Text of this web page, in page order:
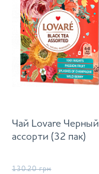
Чай Lovare Черный
ассорти (32 пак)
130.20 грн